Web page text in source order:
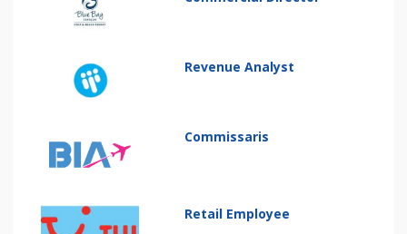
Revenue Analyst
Commissaris
Retail Employee